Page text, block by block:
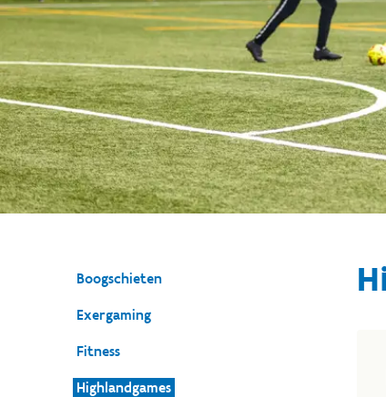
Boogschieten
Exergaming
Fitness
Highlandgames